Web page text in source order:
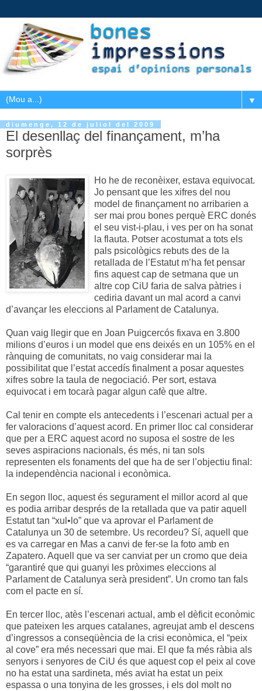
▼
diumenge, 12 de juliol del 2009
El desenllaç del finançament, m’ha
sorprès
Ho he de reconèixer, estava equivocat.
Jo pensant que les xifres del nou
model de finançament no arribarien a
ser mai prou bones perquè ERC donés
el seu vist-i-plau, i ves per on ha sonat
la flauta. Potser acostumat a tots els
pals psicològics rebuts des de la
retallada de l’Estatut m’ha fet pensar
fins aquest cap de setmana que un
altre cop CiU faria de salva pàtries i
cediria davant un mal acord a canvi
d’avançar les eleccions al Parlament de Catalunya.
Quan vaig llegir que en Joan Puigcercós fixava en 3.800
milions d’euros i un model que ens deixés en un 105% en el
rànquing de comunitats, no vaig considerar mai la
possibilitat que l’estat accedís finalment a posar aquestes
xifres sobre la taula de negociació. Per sort, estava
equivocat i em tocarà pagar algun cafè que altre.
Cal tenir en compte els antecedents i l’escenari actual per a
fer valoracions d’aquest acord. En primer lloc cal considerar
que per a ERC aquest acord no suposa el sostre de les
seves aspiracions nacionals, és més, ni tan sols
representen els fonaments del que ha de ser l’objectiu final:
la independència nacional i econòmica.
En segon lloc, aquest és segurament el millor acord al que
es podia arribar després de la retallada que va patir aquell
Estatut tan “xul•lo” que va aprovar el Parlament de
Catalunya un 30 de setembre. Us recordeu? Sí, aquell que
es va carregar en Mas a canvi de fer-se la foto amb en
Zapatero. Aquell que va ser canviat per un cromo que deia
“garantiré que qui guanyi les pròximes eleccions al
Parlament de Catalunya serà president”. Un cromo tan fals
com el pacte en sí.
En tercer lloc, atès l’escenari actual, amb el dèficit econòmic
que pateixen les arques catalanes, agreujat amb el descens
d’ingressos a conseqüència de la crisi econòmica, el “peix
al cove” era més necessari que mai. El que fa més ràbia als
senyors i senyores de CiU és que aquest cop el peix al cove
no ha estat una sardineta, més aviat ha estat un peix
espassa o una tonyina de les grosses, i els dol molt no